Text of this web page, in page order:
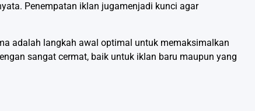
Penempatan iklan jugamenjadi kunci agar
adalah langkah awal optimal untuk memaksimalkan
sangat cermat, baik untuk iklan baru maupun yang